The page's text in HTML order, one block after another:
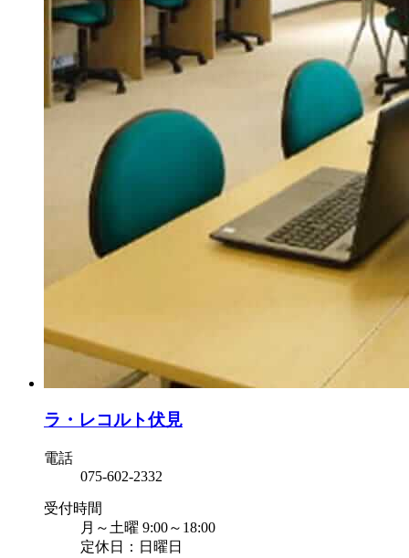
ラ・レコルト伏見
電話
075-602-2332
受付時間
月～土曜 9:00～18:00
定休日：日曜日